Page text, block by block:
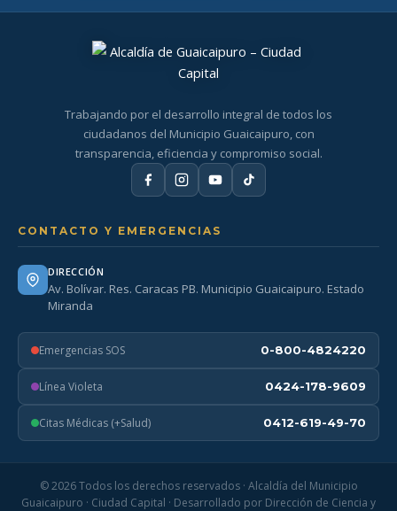
Trabajando por el desarrollo integral de todos los
ciudadanos del Municipio Guaicaipuro, con
transparencia, eficiencia y compromiso social.
CONTACTO Y EMERGENCIAS
DIRECCIÓN
Av. Bolívar. Res. Caracas PB. Municipio Guaicaipuro. Estado
Miranda
Emergencias SOS 0-800-4824220
Línea Violeta 0424-178-9609
Citas Médicas (+Salud) 0412-619-49-70
© 2026 Todos los derechos reservados · Alcaldía del Municipio
Guaicaipuro · Ciudad Capital · Desarrollado por Dirección de Ciencia y